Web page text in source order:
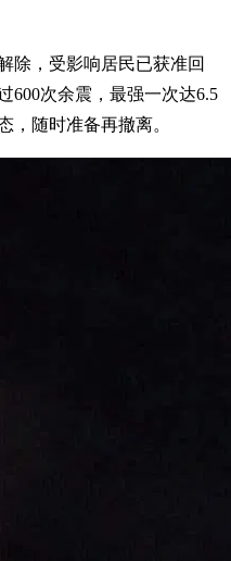
除，受影响居民已获准回
600次余震，最强一次达6.5
，随时准备再撤离。